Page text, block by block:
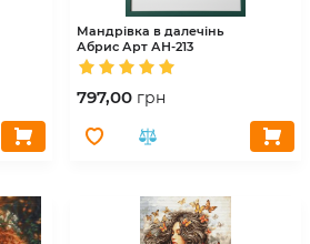
Мандрівка в далечінь
Абрис Арт АН-213
797,00 грн